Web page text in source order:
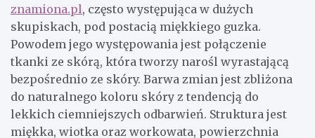
znamiona.pl, często występująca w dużych
skupiskach, pod postacią miękkiego guzka.
Powodem jego występowania jest połączenie
tkanki ze skórą, która tworzy narośl wyrastającą
bezpośrednio ze skóry. Barwa zmian jest zbliżona
do naturalnego koloru skóry z tendencją do
lekkich ciemniejszych odbarwień. Struktura jest
miękka, wiotka oraz workowata, powierzchnia